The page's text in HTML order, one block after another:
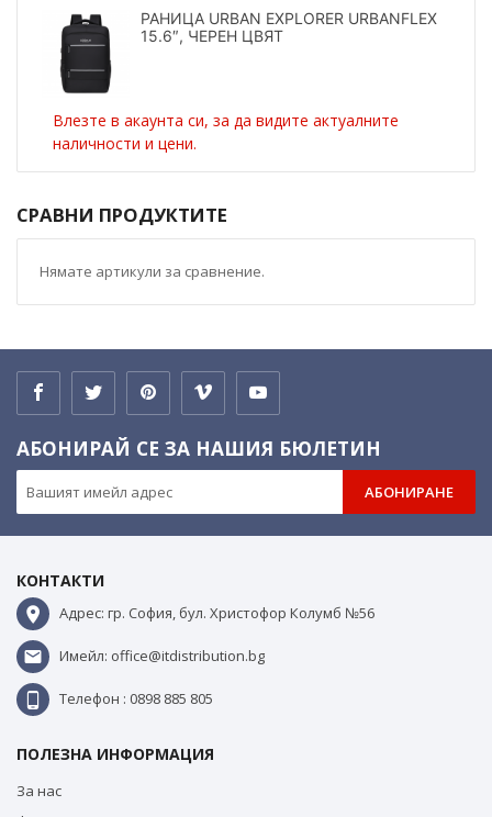
РАНИЦА URBAN EXPLORER URBANFLEX
15.6″, ЧЕРЕН ЦВЯТ
Влезте в акаунта си, за да видите актуалните
наличности и цени.
СРАВНИ ПРОДУКТИТЕ
Нямате артикули за сравнение.
АБОНИРАЙ СЕ ЗА НАШИЯ БЮЛЕТИН
АБОНИРАНЕ
КОНТАКТИ
Адрес: гр. София, бул. Христофор Колумб №56
Имейл: office@itdistribution.bg
Телефон : 0898 885 805
ПОЛЕЗНА ИНФОРМАЦИЯ
За нас